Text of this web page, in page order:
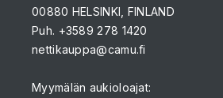
00880 HELSINKI, FINLAND
Puh. +3589 278 1420
nettikauppa@camu.fi
Myymälän aukioloajat: